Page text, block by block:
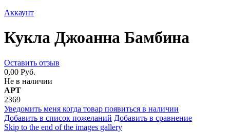
Аккаунт
Кукла Джоанна Бамбина
Оставить отзыв
0,00 Руб.
Не в наличии
АРТ
2369
Уведомить меня когда товар появиться в наличии
Добавить в список пожеланий Добавить в сравнение
Skip to the end of the images gallery